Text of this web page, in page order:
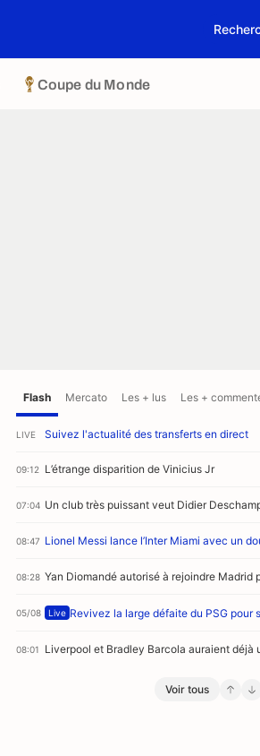
Coupe du Monde
Flash Mercato Les + lus Les +
LIVE Suivez l'actualité des transferts en direct
09:12 L’étrange disparition de Vinicius Jr
07:04 Un club très puissant veut Didier
08:47 Lionel Messi lance l’Inter Miami avec un
08:28 Yan Diomandé autorisé à rejoindre Madrid
05/08 Live Revivez la large défaite du PSG pour
08:01 Liverpool et Bradley Barcola auraient déjà
Voir tous